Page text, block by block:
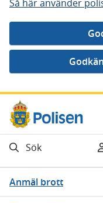
Så här använder
Gå direkt till innehåll
Sök
Anmäl brott